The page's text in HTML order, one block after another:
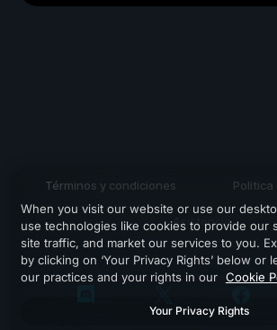
Términos y condiciones Politica
Asistencia
When you visit our website or use our
use technologies like cookies to provide our
site traffic, and market our services to you.
by clicking on ‘Your Privacy Rights’ below or
our practices and your rights in our Cookie
Your Privacy Rights